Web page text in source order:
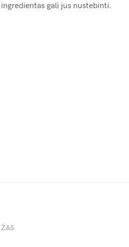
gali jus nustebinti.